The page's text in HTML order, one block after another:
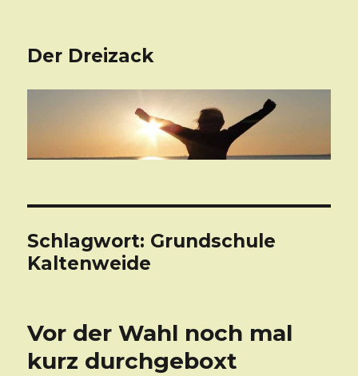
Der Dreizack
Schlagwort: Grundschule
Kaltenweide
Vor der Wahl noch mal
kurz durchgeboxt